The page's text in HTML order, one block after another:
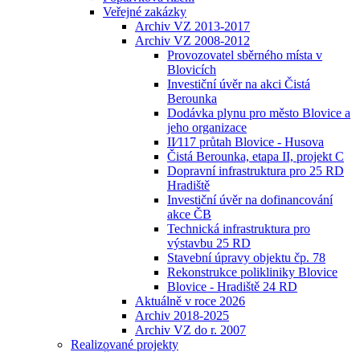
Veřejné zakázky
Archiv VZ 2013-2017
Archiv VZ 2008-2012
Provozovatel sběrného místa v
Blovicích
Investiční úvěr na akci Čistá
Berounka
Dodávka plynu pro město Blovice a
jeho organizace
II⁄117 průtah Blovice - Husova
Čistá Berounka, etapa II, projekt C
Dopravní infrastruktura pro 25 RD
Hradiště
Investiční úvěr na dofinancování
akce ČB
Technická infrastruktura pro
výstavbu 25 RD
Stavební úpravy objektu čp. 78
Rekonstrukce polikliniky Blovice
Blovice - Hradiště 24 RD
Aktuálně v roce 2026
Archiv 2018-2025
Archiv VZ do r. 2007
Realizované projekty